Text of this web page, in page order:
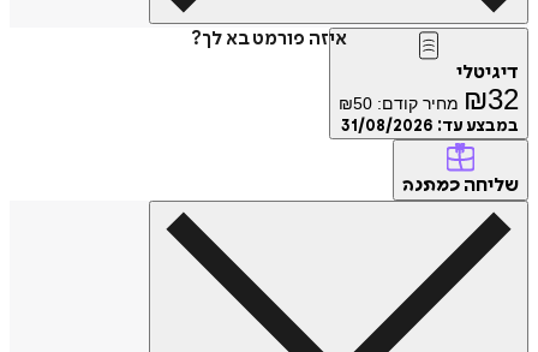
איזה פורמט בא לך?
₪ מחיר קודם: ₪50
עד:31/08/2026
כמתנה